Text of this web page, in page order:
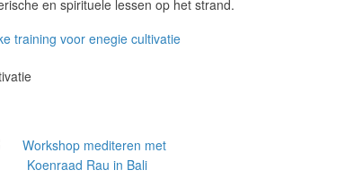
en spirituele lessen op het strand.